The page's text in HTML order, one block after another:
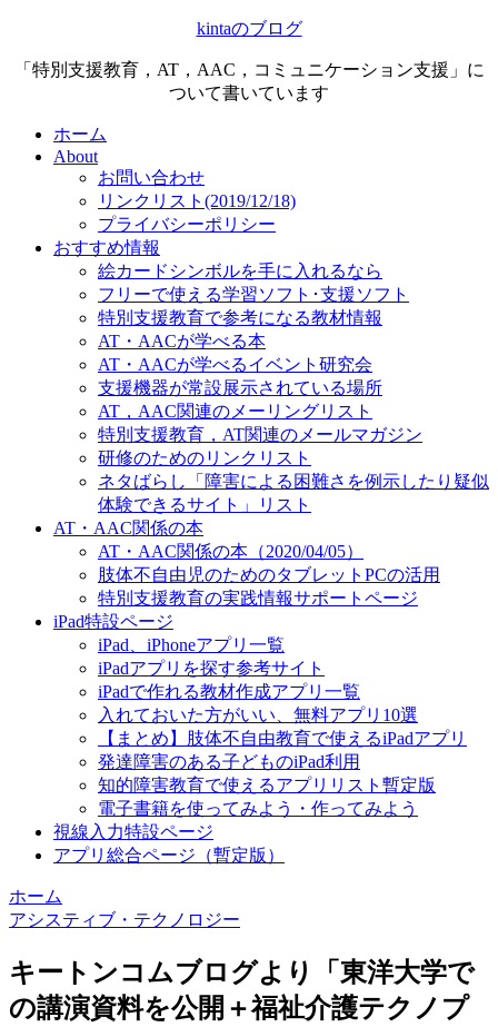
kintaのブログ
「特別支援教育，AT，AAC，コミュニケーション支援」に
ついて書いています
ホーム
About
お問い合わせ
リンクリスト(2019/12/18)
プライバシーポリシー
おすすめ情報
絵カードシンボルを手に入れるなら
フリーで使える学習ソフト･支援ソフト
特別支援教育で参考になる教材情報
AT・AACが学べる本
AT・AACが学べるイベント研究会
支援機器が常設展示されている場所
AT，AAC関連のメーリングリスト
特別支援教育，AT関連のメールマガジン
研修のためのリンクリスト
ネタばらし「障害による困難さを例示したり疑似
体験できるサイト」リスト
AT・AAC関係の本
AT・AAC関係の本（2020/04/05）
肢体不自由児のためのタブレットPCの活用
特別支援教育の実践情報サポートページ
iPad特設ページ
iPad、iPhoneアプリ一覧
iPadアプリを探す参考サイト
iPadで作れる教材作成アプリ一覧
入れておいた方がいい、無料アプリ10選
【まとめ】肢体不自由教育で使えるiPadアプリ
発達障害のある子どものiPad利用
知的障害教育で使えるアプリリスト暫定版
電子書籍を使ってみよう・作ってみよう
視線入力特設ページ
アプリ総合ページ（暫定版）
ホーム
アシスティブ・テクノロジー
キートンコムブログより「東洋大学で
の講演資料を公開＋福祉介護テクノプ